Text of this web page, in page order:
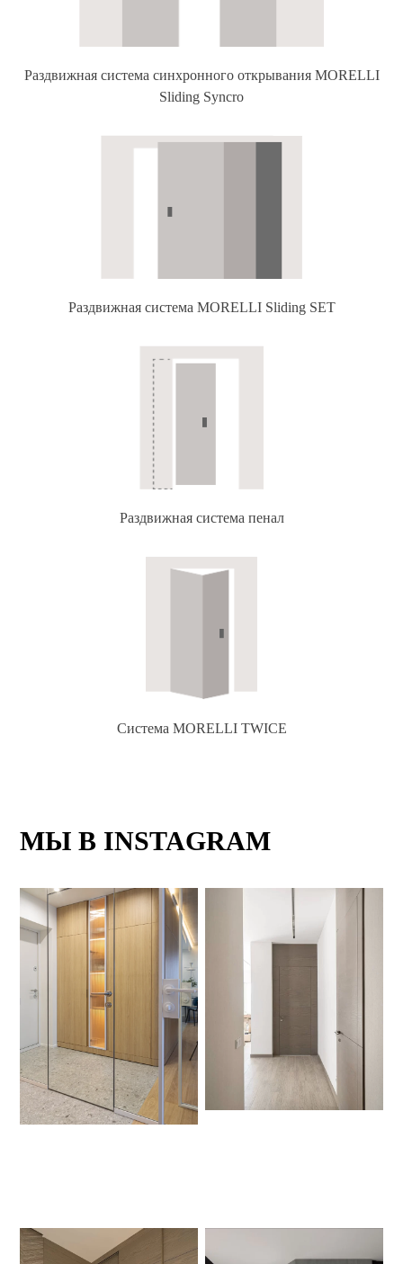
Раздвижная система синхронного открывания MORELLI
Sliding Syncro
Раздвижная система MORELLI Sliding SET
Раздвижная система пенал
Система MORELLI TWICE
МЫ В INSTAGRAM